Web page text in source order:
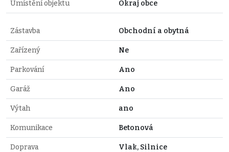
Umístění objektu Okraj obce
Zástavba Obchodní a obytná
Zařízený Ne
Parkování Ano
Garáž Ano
Výtah ano
Komunikace Betonová
Doprava Vlak, Silnice